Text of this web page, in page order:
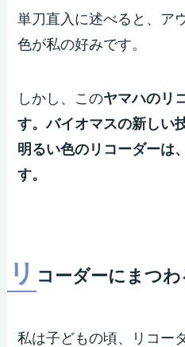
単刀直入に述べると、ア
色が私の好みです。
しかし、このヤマハのリ
す。バイオマスの新しい
明るい色のリコーダーは
す。
リ コーダーにまつ
私は子どもの頃、リコー